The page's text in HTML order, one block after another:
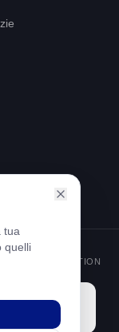
NEXT GENERATION
E RESILIENZA
tua
quelli